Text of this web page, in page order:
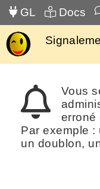
GL Docs
Vous
erroné
Par exemple :
un doublon,